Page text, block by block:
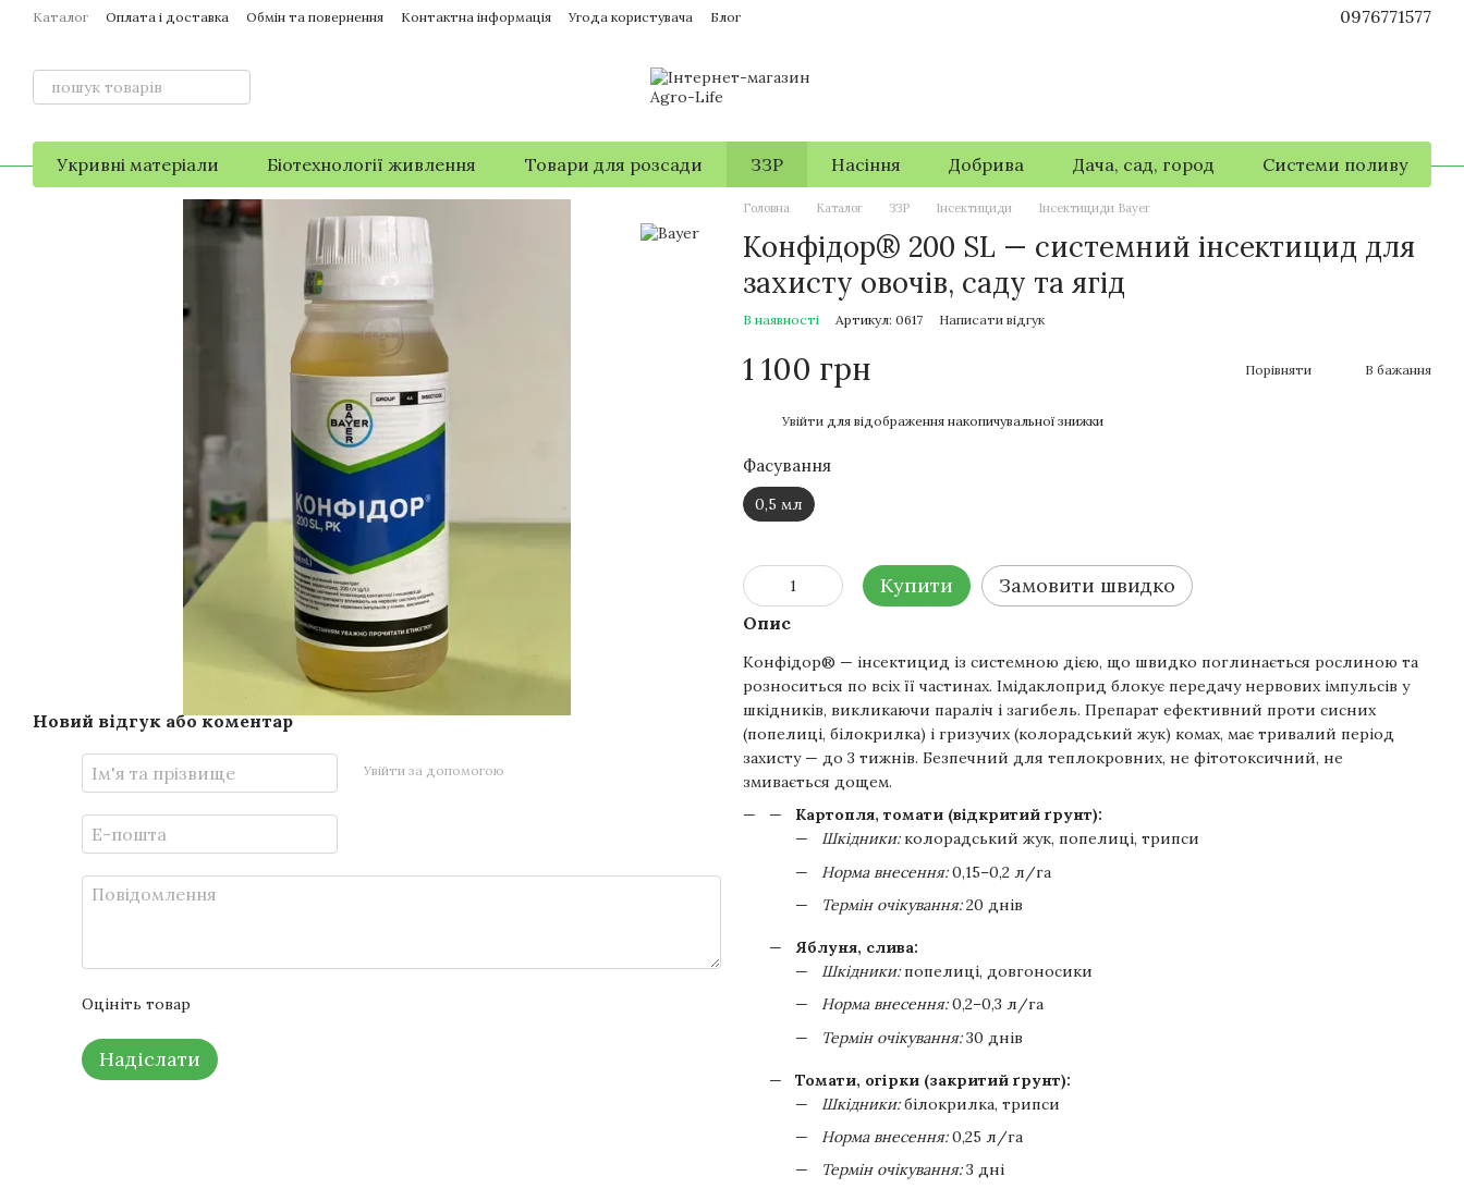
Перейти до основного контенту
Каталог Оплата і доставка Обмін та повернення Контактна інформація Угода користувача Блог 0976771577
Укривні матеріали Біотехнології живлення Товари для розсади ЗЗР Насіння Добрива Дача, сад, город Системи поливу
Новий відгук або коментар
Увійти за допомогою
Оцініть товар
Надіслати
Головна Каталог ЗЗР Інсектициди Інсектициди Bayer
Конфідор® 200 SL — системний інсектицид для
захисту овочів, саду та ягід
В наявності Артикул: 0617 Написати відгук
1 100 грн Порівняти В бажання
Увійти для відображення накопичувальної знижки
Фасування
0,5 мл
Купити Замовити швидко
Опис
Конфідор® — інсектицид із системною дією, що швидко поглинається рослиною та
розноситься по всіх її частинах. Імідаклоприд блокує передачу нервових імпульсів у
шкідників, викликаючи параліч і загибель. Препарат ефективний проти сисних
(попелиці, білокрилка) і гризучих (колорадський жук) комах, має тривалий період
захисту — до 3 тижнів. Безпечний для теплокровних, не фітотоксичний, не
змивається дощем.
Картопля, томати (відкритий ґрунт):
Шкідники:колорадський жук, попелиці, трипси
Норма внесення:0,15–0,2 л/га
Термін очікування:20 днів
Яблуня, слива:
Шкідники:попелиці, довгоносики
Норма внесення:0,2–0,3 л/га
Термін очікування:30 днів
Томати, огірки (закритий ґрунт):
Шкідники:білокрилка, трипси
Норма внесення:0,25 л/га
Термін очікування:3 дні